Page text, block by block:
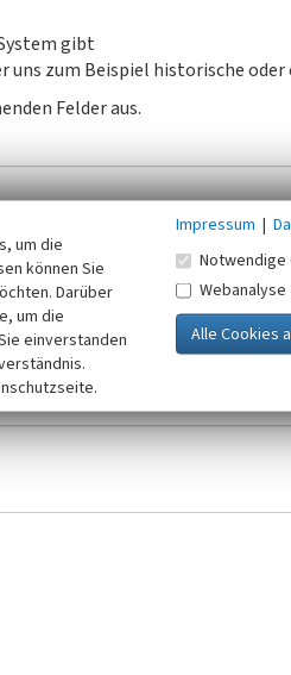
gibt
zum Beispiel historische oder
Felder aus.
im Rahmen der KuLaDig-
NRW und der seit
zumDatenschutz
um die
können Sie
Darüber
um die
einverstanden
Impressum |
Notwendige
Webanalyse